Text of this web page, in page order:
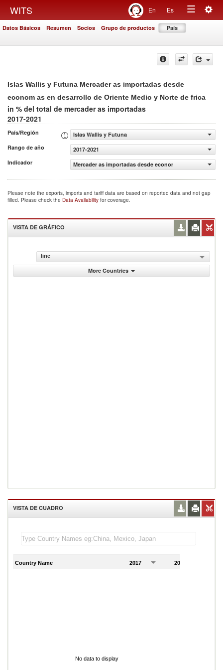
WITS En Es
Toggle
Datos Básicos Resumen Socios Grupo de productos País
Islas Wallis y Futuna Mercader as importadas desde
econom as en desarrollo de Oriente Medio y Norte de frica
in % del total de mercader as importadas
2017-2021
País/Región
Islas Wallis y Futuna
Rango de año
2017-2021
Indicador
Mercader as importadas desde econom as en
Please note the exports, imports and tariff data are based on reported data and not gap
filled. Please check the Data Availability for coverage.
VISTA DE GRÁFICO
line
More Countries
VISTA DE CUADRO
Country Name 2017 2018
No data to display